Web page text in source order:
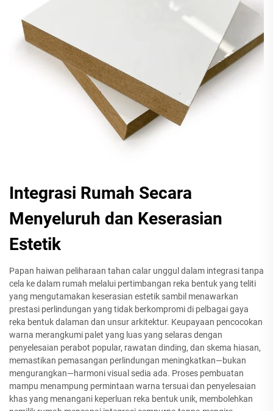
Integrasi Rumah Secara
Menyeluruh dan Keserasian
Estetik
Papan haiwan peliharaan tahan calar unggul dalam integrasi tanpa
cela ke dalam rumah melalui pertimbangan reka bentuk yang teliti
yang mengutamakan keserasian estetik sambil menawarkan
prestasi perlindungan yang tidak berkompromi di pelbagai gaya
reka bentuk dalaman dan unsur arkitektur. Keupayaan pencocokan
warna merangkumi palet yang luas yang selaras dengan
penyelesaian perabot popular, rawatan dinding, dan skema hiasan,
memastikan pemasangan perlindungan meningkatkan—bukan
mengurangkan—harmoni visual sedia ada. Proses pembuatan
mampu menampung permintaan warna tersuai dan penyelesaian
khas yang menangani keperluan reka bentuk unik, membolehkan